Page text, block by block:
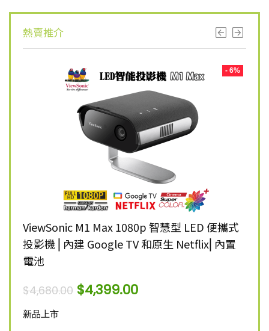
熱賣推介
- 6%
ViewSonic M1 Max 1080p 智慧型 LED 便攜式
投影機 ⎜內建 Google TV 和原生 Netflix⎜內置
電池
$4,680.00 $4,399.00
新品上市